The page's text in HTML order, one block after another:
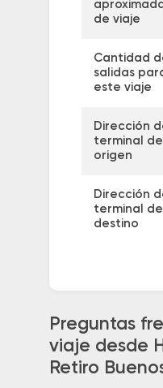
de viaje
Cantidad
salidas
este viaje
Dirección
terminal de
origen
Dirección
terminal de
destino
Preguntas
viaje desde
Retiro